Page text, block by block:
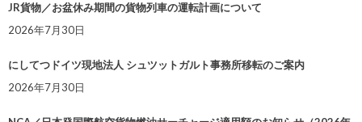
JR貨物／お盆休み期間の貨物列車の運転計画について
2026年7月30日
にしてつドイツ現地法人 シュツットガルト事務所移転のご案内
2026年7月30日